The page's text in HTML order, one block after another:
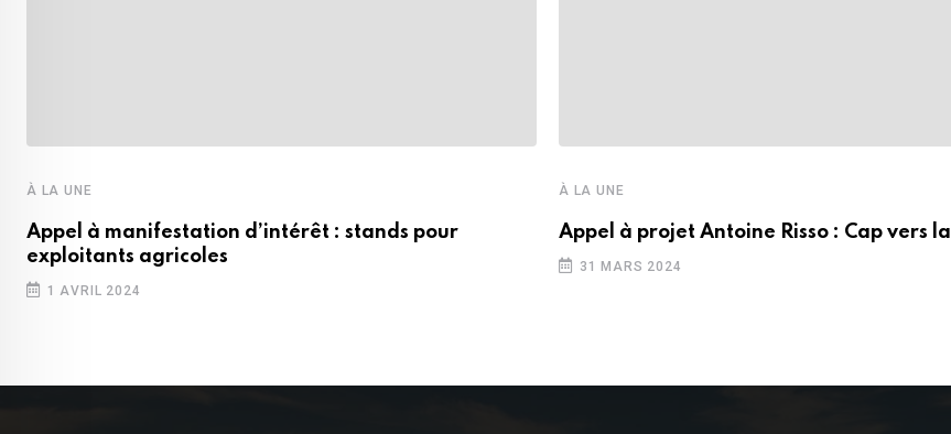
À LA UNE
Appel à manifestation d’intérêt : stands pour
exploitants agricoles
1 AVRIL 2024
À LA UNE
Appel à projet Antoine Risso : Cap vers la
31 MARS 2024